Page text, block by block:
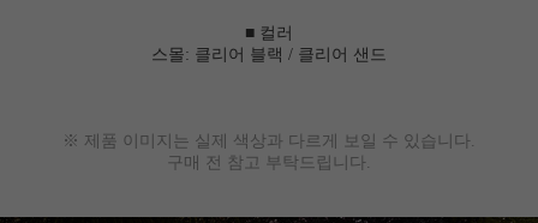
■ 컬러
스몰: 클리어 블랙 / 클리어 샌드
※ 제품 이미지는 실제 색상과 다르게 보일 수 있습니다.
구매 전 참고 부탁드립니다.